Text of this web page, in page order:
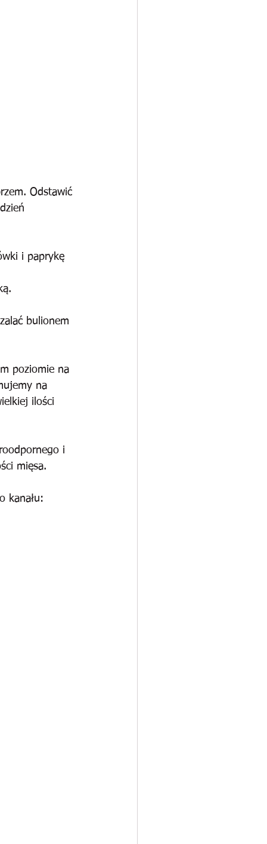
Odstawić
i paprykę
bulionem
poziomie na
na
ilości
i
mięsa.
kanału: